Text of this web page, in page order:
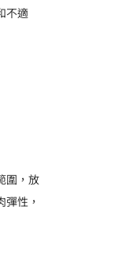
不適
圍，放
性，